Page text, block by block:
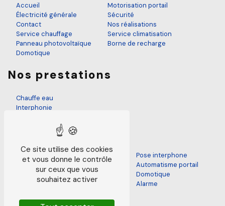
Accueil
Électricité générale
Contact
Service chauffage
Panneau photovoltaïque
Domotique
Motorisation portail
Sécurité
Nos réalisations
Service climatisation
Borne de recharge
Nos prestations
Chauffe eau
Interphonie
Panneau photovoltaïque
Mise en normes électrique
Motorisation portail
Rénovation installation électrique
Climatisation
Électricien neuf
Panneau photovoltaïque solaire
Dépannage électricité
Pose interphone
Automatisme portail
Domotique
Alarme
Ce site utilise des cookies
et vous donne le contrôle
sur ceux que vous
souhaitez activer